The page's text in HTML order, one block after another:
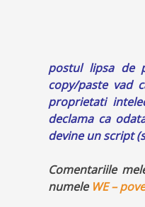
postul lipsa de
copy/paste vad
proprietati
declama ca
devine un script
Comentariile
numele WE –